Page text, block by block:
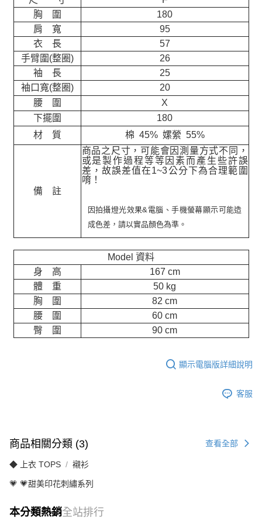
胸 圍
180
肩 寬
95
衣 長
57
手臂圍(整圈)
26
袖 長
25
袖口寬(整圈)
20
腰 圍
X
下擺圍
180
材 質
棉 45% 嫘縈 55%
備 註
商品之尺寸，可能會因測量方式不同，
或是製作過程等等因素而產生些許誤
差，故誤差值在1~3公分下為合理範圍
唷！
因拍攝燈光效果&電腦、手機螢幕顯示可能造
成色差，請以實品顏色為準。
Model 資料
身 高
167 cm
體 重
50 kg
胸 圍
82 cm
腰 圍
60 cm
臀 圍
90 cm
顯示電腦版詳細說明
客服
商品相關分類 (3) 查看全部
◆ 上衣 TOPS 襯衫
💗 💗甜美印花刺繡系列
本分類熱銷全站排行